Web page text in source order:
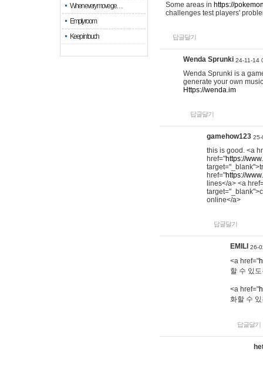
When every move ge…
Empty room
Keep in touch
Some areas in https://
challenges test players'
답글달기
Wenda Sprunki 24-11-14
Wenda Sprunki is a
generate your own
Https://wenda.im
답글달기
gamehow123 25-
this is good. <a
href="https://
href="https://
lines</a> <a
online</a>
답글달기
EMILI 26-
<a href="
할 수 있
<a href="
화할 수
답글달기